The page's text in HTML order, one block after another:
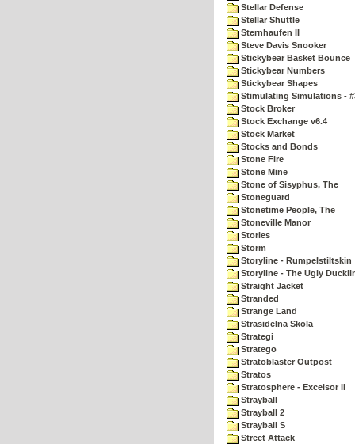
Stellar Defense
Stellar Shuttle
Sternhaufen II
Steve Davis Snooker
Stickybear Basket Bounce
Stickybear Numbers
Stickybear Shapes
Stimulating Simulations -
Stock Broker
Stock Exchange v6.4
Stock Market
Stocks and Bonds
Stone Fire
Stone Mine
Stone of Sisyphus, The
Stoneguard
Stonetime People, The
Stoneville Manor
Stories
Storm
Storyline - Rumpelstiltskin
Storyline - The Ugly
Straight Jacket
Stranded
Strange Land
Strasidelna Skola
Strategi
Stratego
Stratoblaster Outpost
Stratos
Stratosphere - Excelsor II
Strayball
Strayball 2
Strayball S
Street Attack